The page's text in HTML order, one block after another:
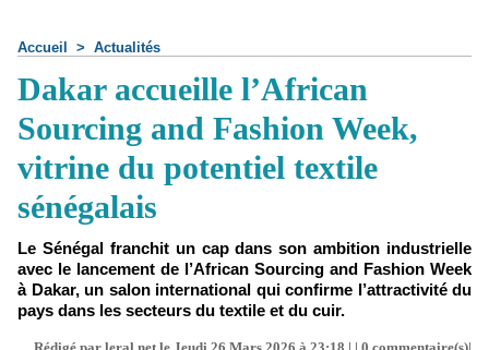
Accueil > Actualités
Dakar accueille l’African
Sourcing and Fashion Week,
vitrine du potentiel textile
sénégalais
Le Sénégal franchit un cap dans son ambition industrielle
avec le lancement de l’African Sourcing and Fashion Week
à Dakar, un salon international qui confirme l’attractivité du
pays dans les secteurs du textile et du cuir.